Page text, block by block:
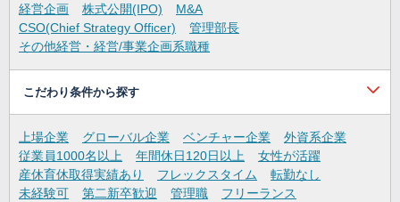
経営企画
株式公開(IPO)
M&A
CSO(Chief Strategy Officer)
管理部長
その他経営・経営/事業企画系職種
こだわり条件から探す
上場企業 グローバル企業 ベンチャー企業
外資系企業
従業員1000名以上
年間休日120日以上
女性が活躍
産休育休取得実績あり
フレックスタイム
転勤なし
未経験可
第二新卒歓迎 管理職
フリーランス